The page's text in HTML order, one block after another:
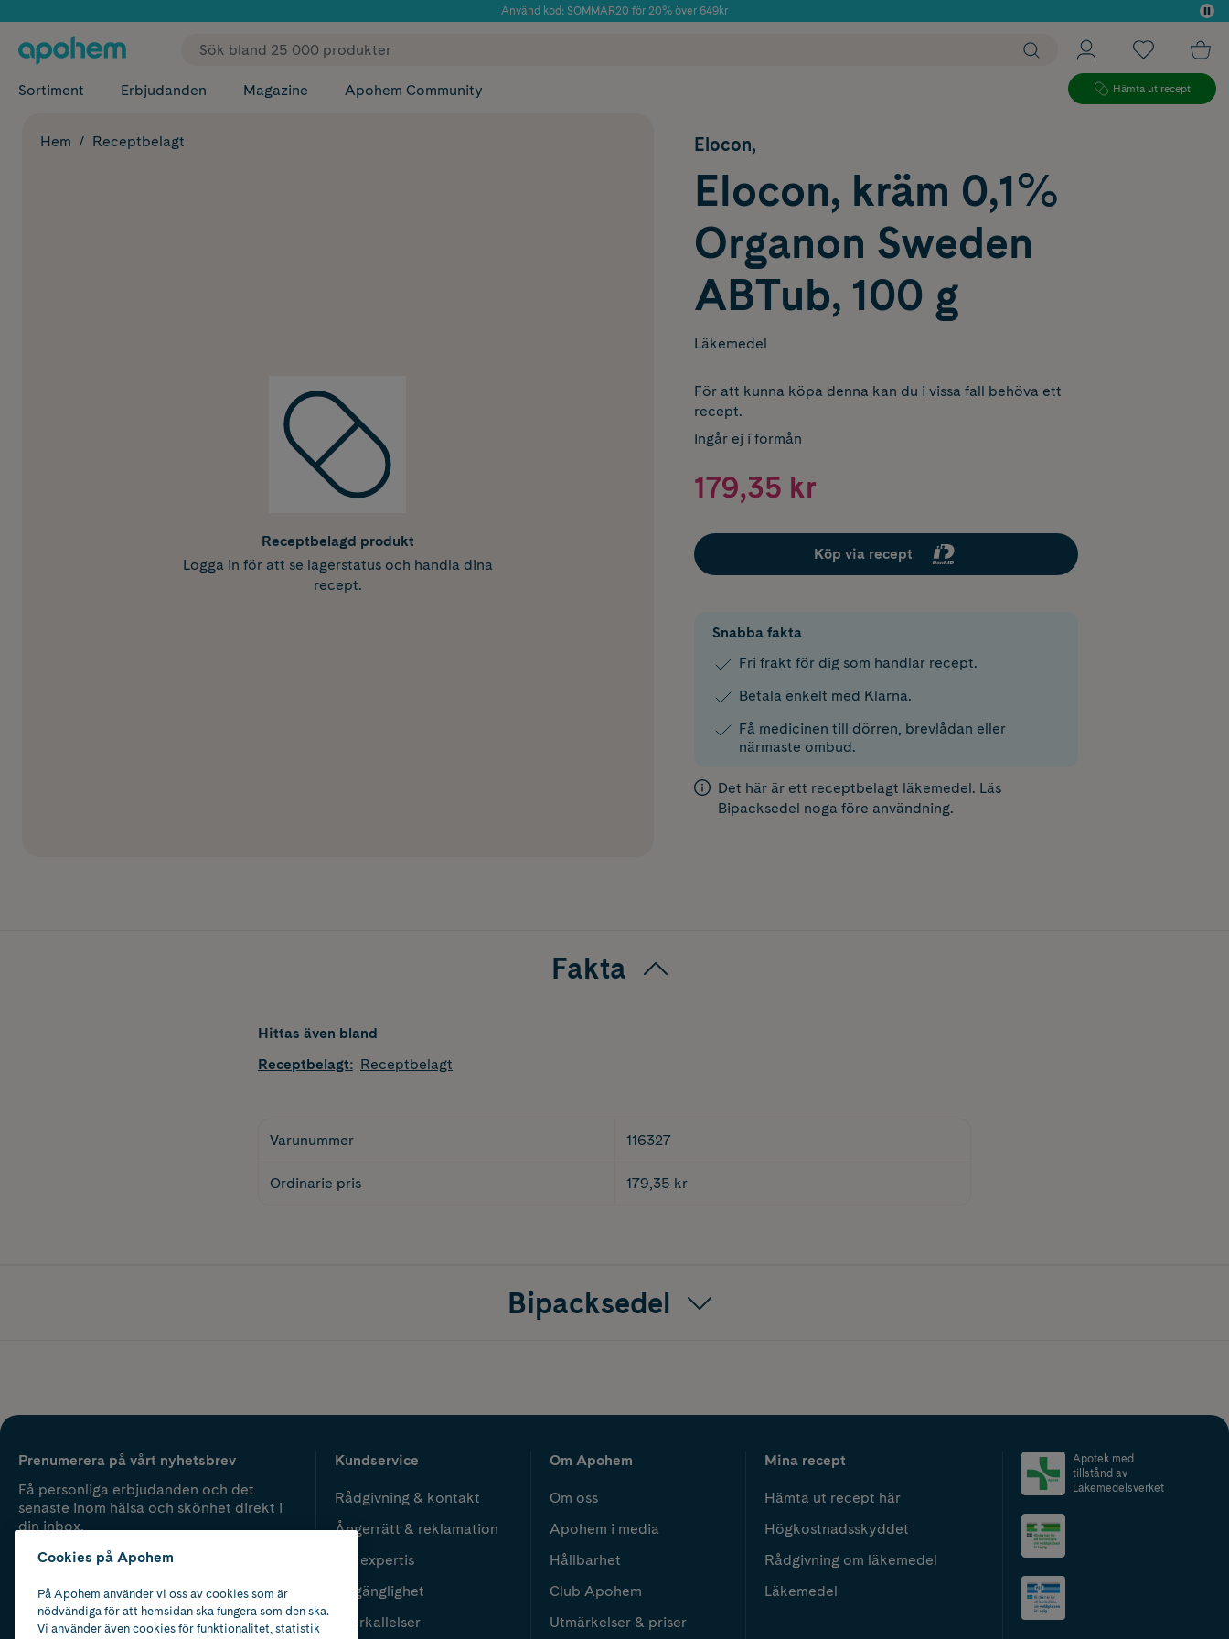
Använd kod: SOMMAR20 för 20% över 649kr
✓ Fri frakt
Sortiment Erbjudanden Magazine Apohem Community Hämta ut recept
Hem Receptbelagt
Receptbelagd produkt
Logga in för att se lagerstatus och handla dina
recept.
Elocon,
Elocon, kräm 0,1%
Organon Sweden
ABTub, 100 g
Läkemedel
För att kunna köpa denna kan du i vissa fall behöva ett
recept.
Ingår ej i förmån
179,35 kr
Köp via recept
Snabba fakta
Fri frakt för dig som handlar recept.
Betala enkelt med Klarna.
Få medicinen till dörren, brevlådan eller
närmaste ombud.
Det här är ett receptbelagt läkemedel. Läs
Bipacksedel noga före användning.
Fakta
Hittas även bland
Receptbelagt: Receptbelagt
Varunummer 116327
Ordinarie pris 179,35 kr
Bipacksedel
Prenumerera på vårt nyhetsbrev
Få personliga erbjudanden och det
senaste inom hälsa och skönhet direkt i
din inbox.
Kundservice
Rådgivning & kontakt
Ångerrätt & reklamation
Vår expertis
Tillgänglighet
Återkallelser
Om Apohem
Om oss
Apohem i media
Hållbarhet
Club Apohem
Utmärkelser & priser
Mina recept
Hämta ut recept här
Högkostnadsskyddet
Rådgivning om läkemedel
Läkemedel
Apotek med
tillstånd av
Läkemedelsverket
Cookies på Apohem
På Apohem använder vi oss av cookies som är
nödvändiga för att hemsidan ska fungera som den ska.
Vi använder även cookies för funktionalitet, statistik